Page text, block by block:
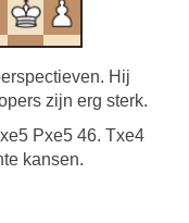
Hij
zijn erg sterk.
Pxe5 46. Txe4
kansen.